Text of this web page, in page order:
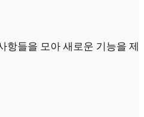
항들을 모아 새로운 기능을 제